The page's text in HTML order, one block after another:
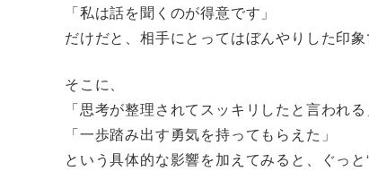
「私は話を聞くのが得意です」
だけだと、相手にとってはぼんやりした印象
そこに、
「思考が整理されてスッキリしたと言われる
「一歩踏み出す勇気を持ってもらえた」
という具体的な影響を加えてみると、ぐっと